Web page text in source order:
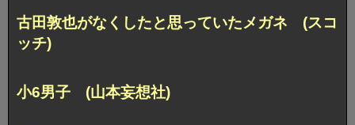
古田敦也がなくしたと思っていたメガネ (スコ
ッチ)
小6男子 (山本妄想社)